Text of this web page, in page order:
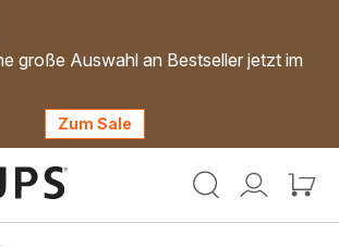
große Auswahl an Bestseller jetzt im
Zum Sale
Mein
Mein